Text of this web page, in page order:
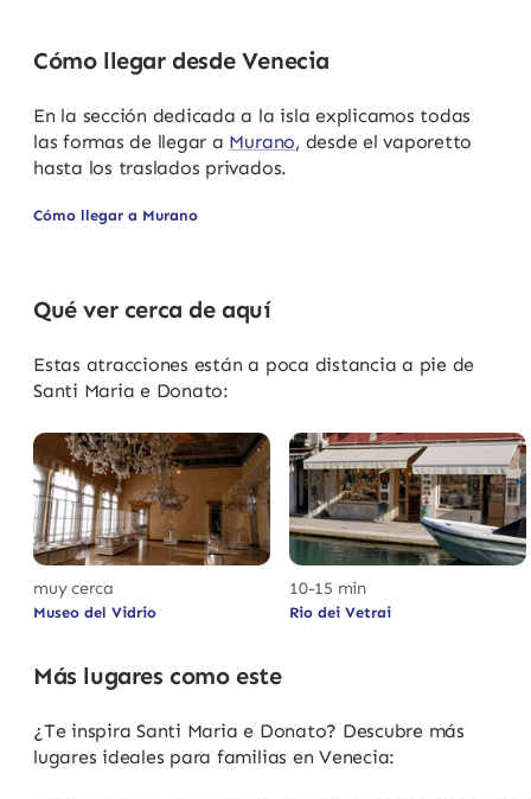
Cómo llegar desde Venecia
En la sección dedicada a la isla explicamos todas
las formas de llegar a Murano, desde el vaporetto
hasta los traslados privados.
Cómo llegar a Murano
Qué ver cerca de aquí
Estas atracciones están a poca distancia a pie de
Santi Maria e Donato:
muy cerca
Museo del Vidrio
10-15 min
Rio dei Vetrai
Más lugares como este
¿Te inspira Santi Maria e Donato? Descubre más
lugares ideales para familias en Venecia: